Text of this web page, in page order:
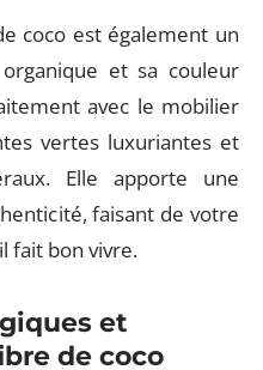
coco est également un
et sa couleur
avec le mobilier
vertes luxuriantes et
Elle apporte une
faisant de votre
fait bon vivre.
et
de coco